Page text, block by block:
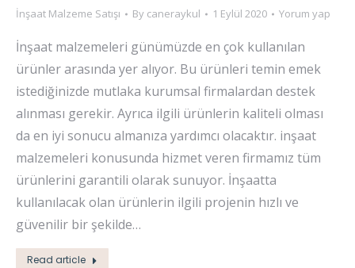
İnşaat Malzeme Satışı By caneraykul 1 Eylül 2020 Yorum yap
İnşaat malzemeleri günümüzde en çok kullanılan
ürünler arasında yer alıyor. Bu ürünleri temin emek
istediğinizde mutlaka kurumsal firmalardan destek
alınması gerekir. Ayrıca ilgili ürünlerin kaliteli olması
da en iyi sonucu almanıza yardımcı olacaktır. inşaat
malzemeleri konusunda hizmet veren firmamız tüm
ürünlerini garantili olarak sunuyor. İnşaatta
kullanılacak olan ürünlerin ilgili projenin hızlı ve
güvenilir bir şekilde…
Read article